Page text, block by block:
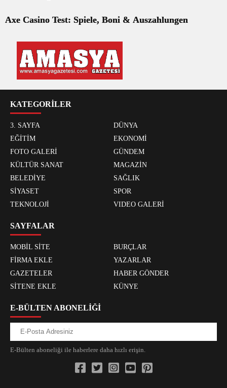
Axe Casino Test: Spiele, Boni & Auszahlungen
KATEGORİLER
3. SAYFA
DÜNYA
EĞİTİM
EKONOMİ
FOTO GALERİ
GÜNDEM
KÜLTÜR SANAT
MAGAZİN
BELEDİYE
SAĞLIK
SİYASET
SPOR
TEKNOLOJİ
VIDEO GALERİ
SAYFALAR
MOBİL SİTE
BURÇLAR
FİRMA EKLE
YAZARLAR
GAZETELER
HABER GÖNDER
SİTENE EKLE
KÜNYE
E-BÜLTEN ABONELİĞİ
E-Bülten aboneliği ile haberlere daha hızlı erişin.